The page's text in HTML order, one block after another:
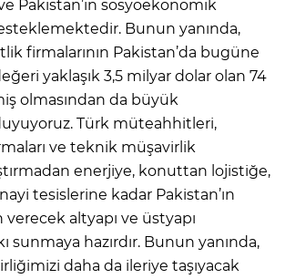
Pakistan’ın sosyoekonomik
Bunun yanında,
firmalarının Pakistan’da bugüne
yaklaşık 3,5 milyar dolar olan 74
olmasından da büyük
Türk müteahhitleri,
ve teknik müşavirlik
enerjiye, konuttan lojistiğe,
tesislerine kadar Pakistan’ın
altyapı ve üstyapı
sunmaya hazırdır. Bunun yanında,
daha da ileriye taşıyacak